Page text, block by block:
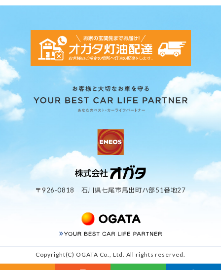
〒926-0818 石川県七尾市馬出町ハ部51番地27
Copyright(C) OGATA Co., Ltd. All rights reserved.